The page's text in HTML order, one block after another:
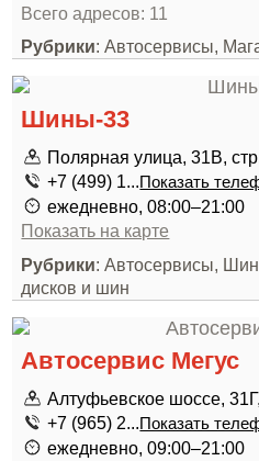
Всего адресов: 11
Рубрики: Автосервисы,
Шины-33
Полярная улица, 31В,
+7 (499) 1...Показать
ежедневно, 08:00–21:00
Показать на карте
Рубрики: Автосервисы,
дисков и шин
Автосервис Мегус
Алтуфьевское шоссе,
+7 (965) 2...Показать
ежедневно, 09:00–21:00